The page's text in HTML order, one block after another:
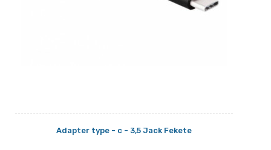
Adapter type - c - 3,5 Jack Fekete